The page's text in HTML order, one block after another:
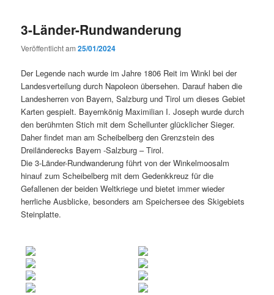
3-Länder-Rundwanderung
Veröffentlicht am25/01/2024
Der Legende nach wurde im Jahre 1806 Reit im Winkl bei der
Landesverteilung durch Napoleon übersehen. Darauf haben die
Landesherren von Bayern, Salzburg und Tirol um dieses Gebiet
Karten gespielt. Bayernkönig Maximilian I. Joseph wurde durch
den berühmten Stich mit dem Schellunter glücklicher Sieger.
Daher findet man am Scheibelberg den Grenzstein des
Dreiländerecks Bayern -Salzburg – Tirol.
Die 3-Länder-Rundwanderung führt von der Winkelmoosalm
hinauf zum Scheibelberg mit dem Gedenkkreuz für die
Gefallenen der beiden Weltkriege und bietet immer wieder
herrliche Ausblicke, besonders am Speichersee des Skigebiets
Steinplatte.